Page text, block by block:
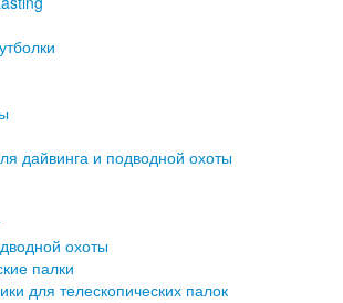
дайвинга и подводной охоты
охоты
палки
для телескопических палок